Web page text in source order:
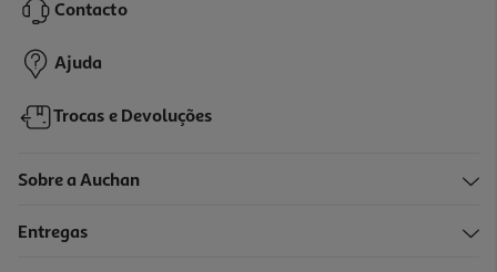
Contacto
Ajuda
Trocas e Devoluções
Sobre a Auchan
Entregas